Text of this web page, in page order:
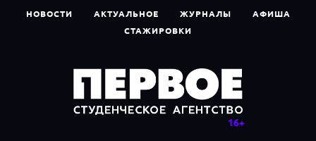
НОВОСТИ АКТУАЛЬНОЕ ЖУРНАЛЫ
АФИША
СТАЖИРОВКИ